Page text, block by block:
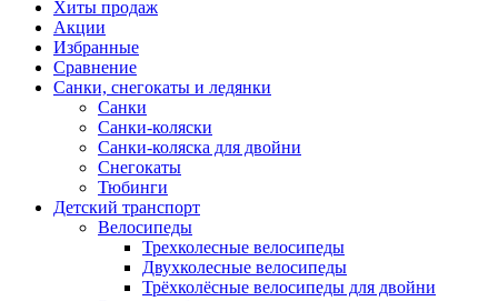
Хиты продаж
Акции
Избранные
Сравнение
Санки, снегокаты и ледянки
Санки
Санки-коляски
Санки-коляска для двойни
Снегокаты
Тюбинги
Детский транспорт
Велосипеды
Трехколесные велосипеды
Двухколесные велосипеды
Трёхколёсные велосипеды для двойни